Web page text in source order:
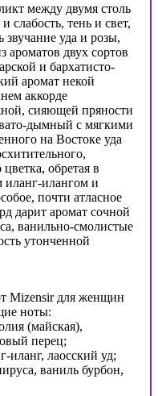
между двумя столь
слабость, тень и свет,
уда и розы,
двух сортов
и бархатисто-
аромат некой
аккорде
сияющей пряности
дымный с мягкими
на Востоке уда
обретая в
иланг-илангом и
почти атласное
дарит аромат сочной
ванильно-смолистые
утонченной
Mizensir для женщин
ноты:
(майская),
перец;
иланг, лаосский уд;
ваниль бурбон,